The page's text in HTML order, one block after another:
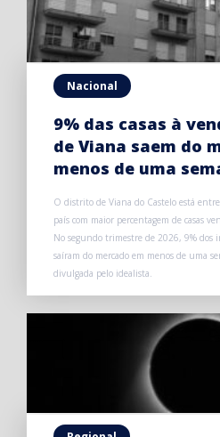
Nacional
9% das casas à
de Viana saem do
menos de uma
O distrito de Viana do Castelo está
país com maior percentagem de casas
No segundo trimestre de 2026, 9% dos
saíram do mercado em menos de uma
divulgada pelo idealista.